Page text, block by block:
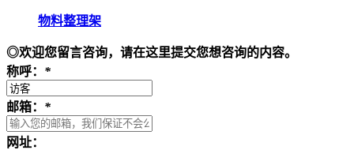
物料整理架
◎欢迎您留言咨询，请在这里提交您想咨询的内容。
称呼： *
邮箱： *
网址：